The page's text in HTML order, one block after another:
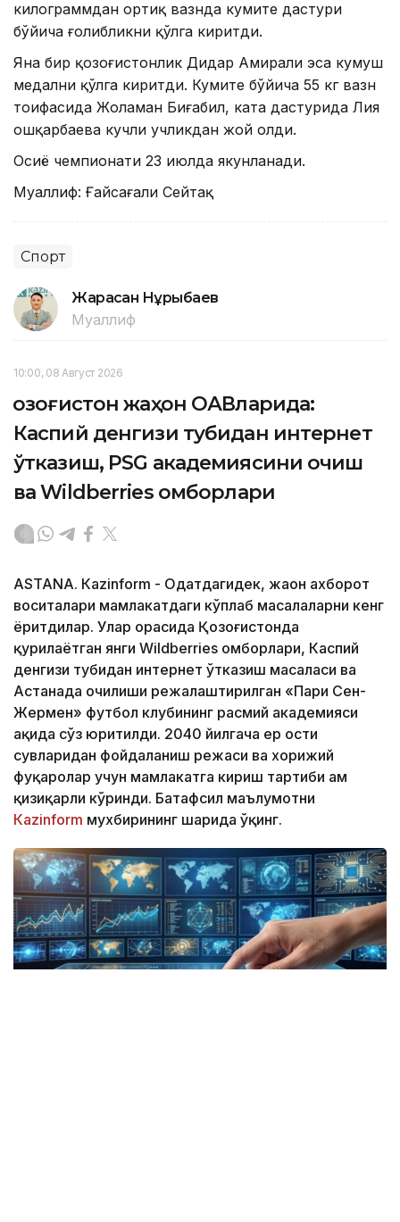
килограммдан ортиқ вазнда кумите дастури
бўйича ғолибликни қўлга киритди.
Яна бир қозоғистонлик Дидар Амирали эса кумуш
медални қўлга киритди. Кумите бўйича 55 кг вазн
тоифасида Жоламан Биғабил, ката дастурида Лия
Қошқарбаева кучли учликдан жой олди.
Осиё чемпионати 23 июлда якунланади.
Муаллиф: Ғайсағали Сейтақ
Спорт
Жарасқан Нұрыбаев
Муаллиф
10:00, 08 Август 2026
Қозоғистон жаҳон ОАВларида:
Каспий денгизи тубидан интернет
ўтказиш, PSG академиясини очиш
ва Wildberries омборлари
ASTANА. Кazinform - Одатдагидек, жаҳон ахборот
воситалари мамлакатдаги кўплаб масалаларни кенг
ёритдилар. Улар орасида Қозоғистонда
қурилаётган янги Wildberries омборлари, Каспий
денгизи тубидан интернет ўтказиш масаласи ва
Астанада очилиши режалаштирилган «Пари Сен-
Жермен» футбол клубининг расмий академияси
ҳақида сўз юритилди. 2040 йилгача ер ости
сувларидан фойдаланиш режаси ва хорижий
фуқаролар учун мамлакатга кириш тартиби ҳам
қизиқарли кўринди. Батафсил маълумотни
Кazinform мухбирининг шарҳида ўқинг.